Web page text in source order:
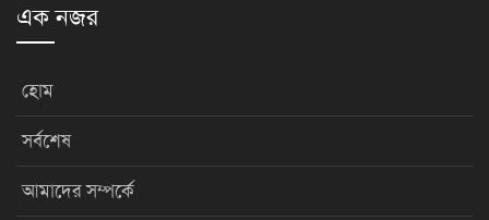
এক নজর
হোম
সর্বশেষ
আমাদের সম্পর্কে